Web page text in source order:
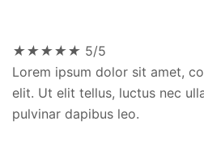
★★★★★ 5/5
Lorem ipsum dolor sit amet,
elit. Ut elit tellus, luctus nec
pulvinar dapibus leo.